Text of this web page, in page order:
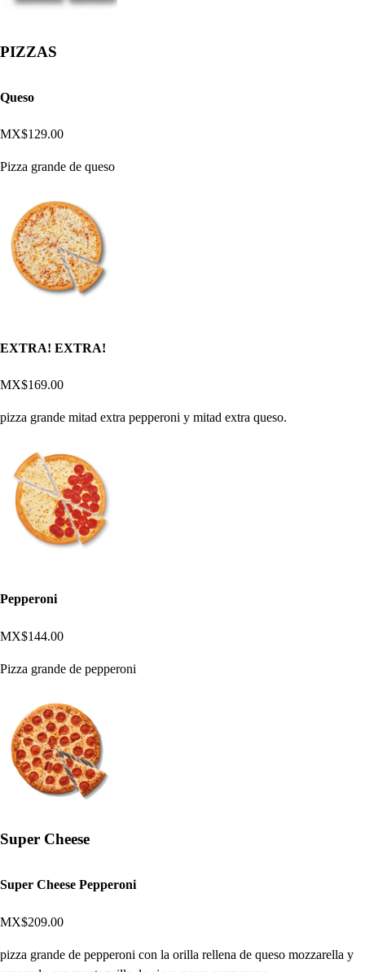
PIZZAS
Queso
MX$129.00
Pizza grande de queso
EXTRA! EXTRA!
MX$169.00
pizza grande mitad extra pepperoni y mitad extra queso.
Pepperoni
MX$144.00
Pizza grande de pepperoni
Super Cheese
Super Cheese Pepperoni
MX$209.00
pizza grande de pepperoni con la orilla rellena de queso mozzarella y